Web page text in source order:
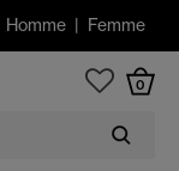
Homme| Femme
0